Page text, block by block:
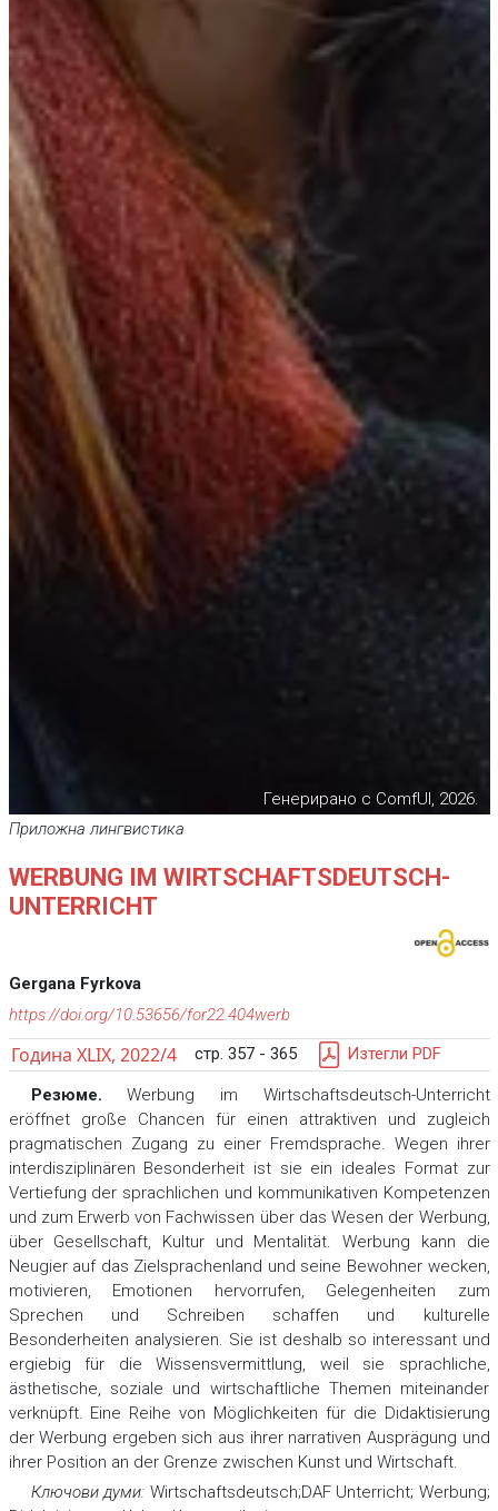
Генерирано с ComfUI, 2026.
Приложна лингвистика
WERBUNG IM WIRTSCHAFTSDEUTSCH-
UNTERRICHT
Gergana Fyrkova
https://doi.org/10.53656/for22.404werb
Година XLIX, 2022/4 стр. 357 - 365 Изтегли PDF
Резюме. Werbung im Wirtschaftsdeutsch-Unterricht
eröffnet große Chancen für einen attraktiven und zugleich
pragmatischen Zugang zu einer Fremdsprache. Wegen ihrer
interdisziplinären Besonderheit ist sie ein ideales Format zur
Vertiefung der sprachlichen und kommunikativen Kompetenzen
und zum Erwerb von Fachwissen über das Wesen der Werbung,
über Gesellschaft, Kultur und Mentalität. Werbung kann die
Neugier auf das Zielsprachenland und seine Bewohner wecken,
motivieren, Emotionen hervorrufen, Gelegenheiten zum
Sprechen und Schreiben schaffen und kulturelle
Besonderheiten analysieren. Sie ist deshalb so interessant und
ergiebig für die Wissensvermittlung, weil sie sprachliche,
ästhetische, soziale und wirtschaftliche Themen miteinander
verknüpft. Eine Reihe von Möglichkeiten für die Didaktisierung
der Werbung ergeben sich aus ihrer narrativen Ausprägung und
ihrer Position an der Grenze zwischen Kunst und Wirtschaft.
Ключови думи: Wirtschaftsdeutsch;DAF Unterricht; Werbung;